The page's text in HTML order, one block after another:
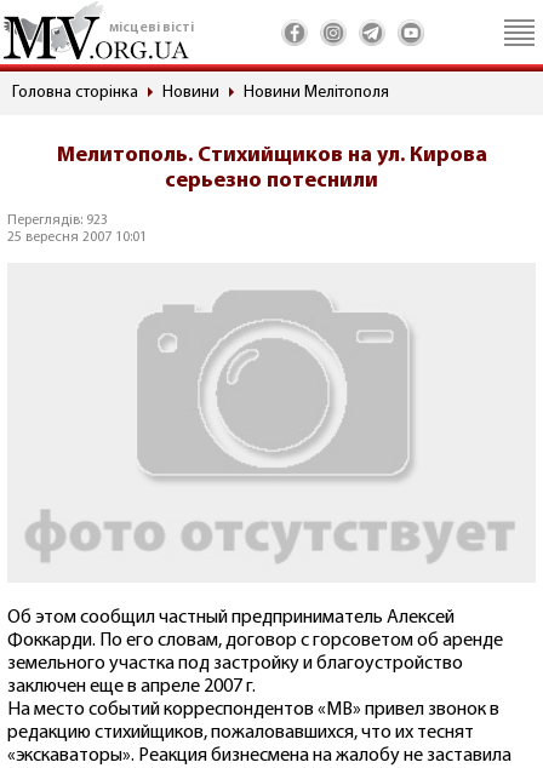
місцеві вісті
Головна сторінка Новини Новини Мелітополя
Мелитополь. Стихийщиков на ул. Кирова
серьезно потеснили
Переглядів: 923
25 вересня 2007 10:01
Об этом сообщил частный предприниматель Алексей
Фоккарди. По его словам, договор с горсоветом об аренде
земельного участка под застройку и благоустройство
заключен еще в апреле 2007 г.
На место событий корреспондентов «МВ» привел звонок в
редакцию стихийщиков, пожаловавшихся, что их теснят
«экскаваторы». Реакция бизнесмена на жалобу не заставила